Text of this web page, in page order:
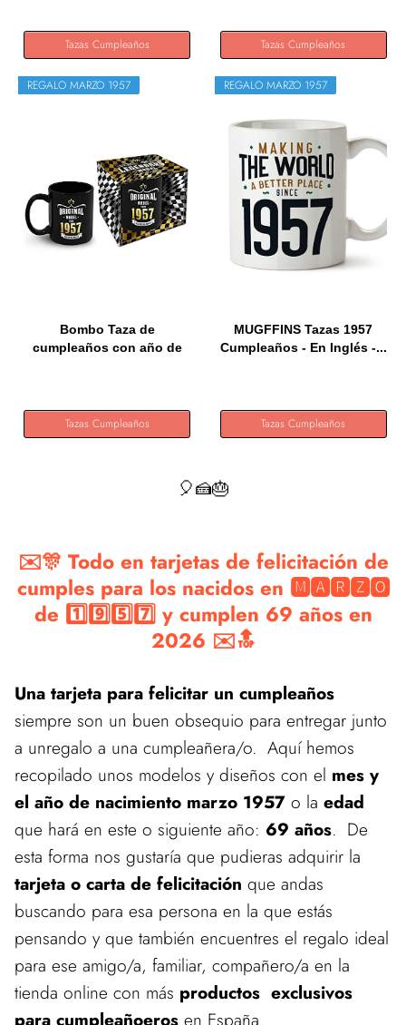
Tazas Cumpleaños Tazas Cumpleaños
REGALO MARZO 1957
Bombo Taza de
cumpleaños con año de
Tazas Cumpleaños
REGALO MARZO 1957
MUGFFINS Tazas 1957
Cumpleaños - En Inglés -...
Tazas Cumpleaños
🎈🍰🎂
✉️🎊 Todo en tarjetas de felicitación de
cumples para los nacidos en 🅼🅰🆁🆉🅾
de 1️⃣9️⃣5️⃣7️⃣ y cumplen 69 años en
2026 ✉️🔝
Una tarjeta para felicitar un cumpleaños
siempre son un buen obsequio para entregar junto
a unregalo a una cumpleañera/o. Aquí hemos
recopilado unos modelos y diseños con el mes y
el año de nacimiento marzo 1957 o la edad
que hará en este o siguiente año: 69 años. De
esta forma nos gustaría que pudieras adquirir la
tarjeta o carta de felicitación que andas
buscando para esa persona en la que estás
pensando y que también encuentres el regalo ideal
para ese amigo/a, familiar, compañero/a en la
tienda online con más productos exclusivos
para cumpleañoeros en España.